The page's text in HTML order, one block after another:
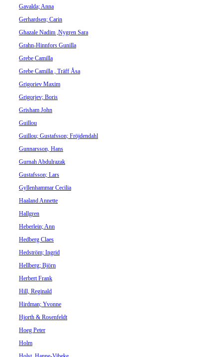
Gavalda; Anna
Gerhardsen; Carin
Ghazale Nadim ,Nygren Sara
Grahn-Hinnfors Gunilla
Grebe Camilla
Grebe Camilla , Träff Åsa
Grigoriev Maxim
Grigorjev; Boris
Grisham John
Guillou
Guillou; Gustafsson; Fröjdendahl
Gunnarsson, Hans
Gurnah Abdulrazak
Gustafsson; Lars
Gyllenhammar Cecilia
Haaland Annette
Hallgren
Heberlein; Ann
Hedberg Claes
Hedström; Ingrid
Hellberg; Björn
Herbert Frank
Hill, Reginald
Hirdman; Yvonne
Hjorth & Rosenfeldt
Hoeg Peter
Holm